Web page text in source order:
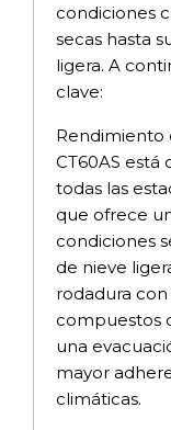
condiciones
secas hasta
ligera. A
clave:
Rendimiento
CT60AS está
todas las
que ofrece
condiciones
de nieve
rodadura
compuestos
una
mayor
climáticas.